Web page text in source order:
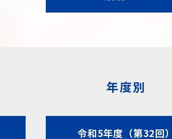
年度別
令和5年度（第32回）